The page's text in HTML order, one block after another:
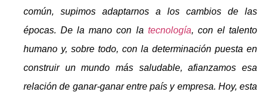
común, supimos adaptarnos a los cambios de las
épocas. De la mano con la tecnología, con el talento
humano y, sobre todo, con la determinación puesta en
construir un mundo más saludable, afianzamos esa
relación de ganar-ganar entre país y empresa. Hoy, esta